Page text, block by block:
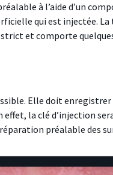
à l’aide d’un
qui est injectée.
et comporte
Elle doit enregistrer
effet, la clé d’injection
préalable des